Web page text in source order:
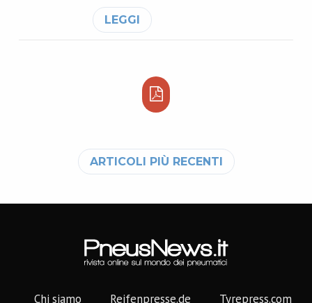
LEGGI
Navigazione articoliARTICOLI PIÙ RECENTI
Chi siamo Reifenpresse.de Tyrepress.com